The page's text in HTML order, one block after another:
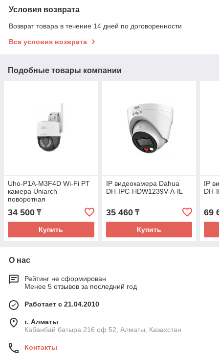
Условия возврата
Возврат товара в течение 14 дней по договоренности
Все условия возврата
Подобные товары компании
Uho-P1A-M3F4D Wi-Fi PT
камера Uniarch
поворотная
34 500 ₸
Купить
IP видеокамера Dahua
DH-IPC-HDW1239V-A-IL
35 460₸
Купить
IP
DH-
69
О нас
Рейтинг не сформирован
Менее 5 отзывов за последний год
Работает с 21.04.2010
г. Алматы
Кабанбай батыра 216 оф 52, Алматы, Казахстан
Контакты